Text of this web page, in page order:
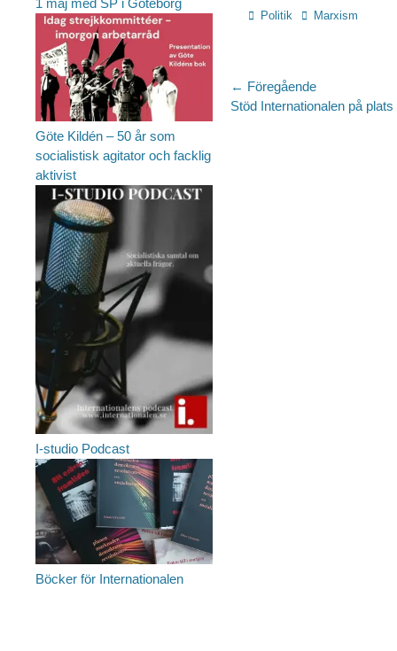
Kategorier
Politik Etiketter
Marxism
← Föregående
Föregående
Stöd Internationalen på
Göte Kildén – 50 år som
socialistisk agitator och facklig
aktivist
I-studio Podcast
Böcker för Internationalen